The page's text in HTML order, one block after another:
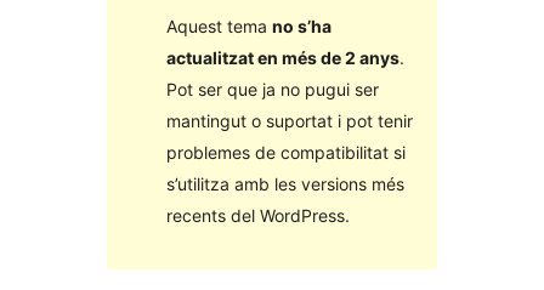
Aquest tema no s’ha
actualitzat en més de 2 anys.
Pot ser que ja no pugui ser
mantingut o suportat i pot tenir
problemes de compatibilitat si
s’utilitza amb les versions més
recents del WordPress.